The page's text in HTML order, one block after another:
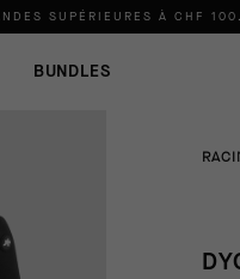
SUPÉRIEURES À CHF 100
BUNDLES